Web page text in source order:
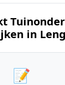
in
📝